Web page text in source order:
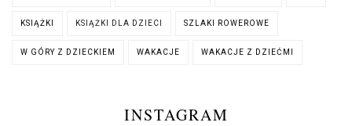
KSIĄŻKI KSIĄŻKI DLA DZIECI SZLAKI ROWEROWE
W GÓRY Z DZIECKIEM WAKACJE WAKACJE Z DZIEĆMI
INSTAGRAM